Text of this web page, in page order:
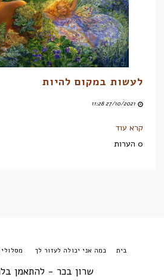
לעשות במקום להיות
27/10/2021 11:28
קרא עוד
0 הערות
שרון בכר - להתאמן
בית במה אני יכולה לעזור לך מסלולי